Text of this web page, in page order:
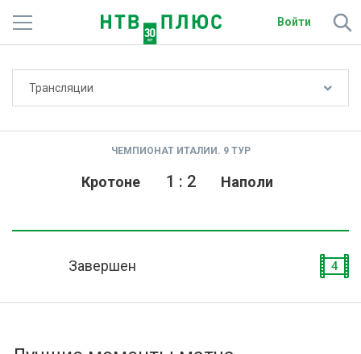
Войти
Трансляции
ЧЕМПИОНАТ ИТАЛИИ. 9 ТУР
Кротоне Наполи
1 : 2
Завершен 4